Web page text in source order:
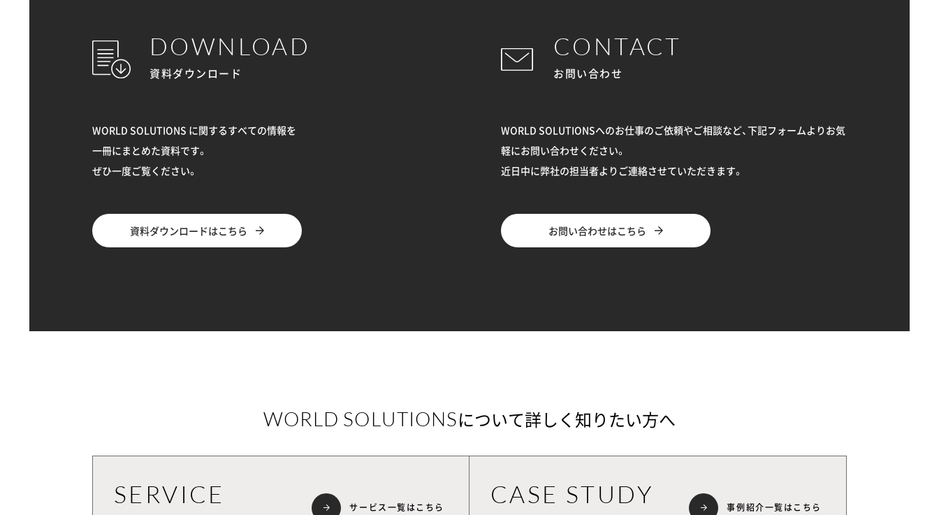
DOWNLOAD
資料ダウンロード
WORLD SOLUTIONS に関するすべての情報を
一冊にまとめた資料です。
ぜひ一度ご覧ください。
資料ダウンロードはこちら
CONTACT
お問い合わせ
WORLD SOLUTIONSへのお仕事のご依頼やご相談など、下記フォームよりお気
軽にお問い合わせください。
近日中に弊社の担当者よりご連絡させていただきます。
お問い合わせはこちら
WORLD SOLUTIONSについて詳しく知りたい方へ
SERVICE サービス一覧はこちら CASE STUDY 事例紹介一覧はこちら